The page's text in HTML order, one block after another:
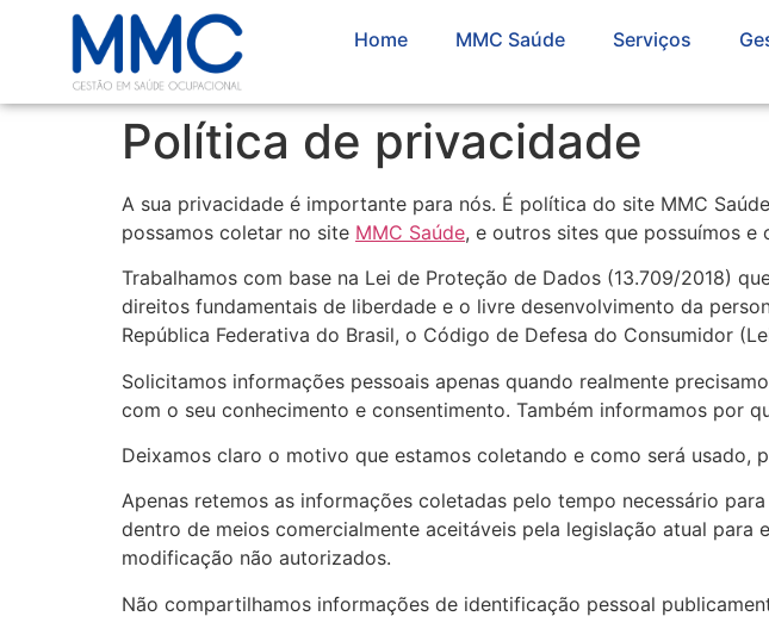
Home MMC Saúde Serviços
Política de privacidade
A sua privacidade é importante para nós. É política do site MMC
possamos coletar no site MMC Saúde, e outros sites que possuímos e
Trabalhamos com base na Lei de Proteção de Dados (13.709/2018)
direitos fundamentais de liberdade e o livre desenvolvimento da
República Federativa do Brasil, o Código de Defesa do Consumidor
Solicitamos informações pessoais apenas quando realmente
com o seu conhecimento e consentimento. Também informamos por
Deixamos claro o motivo que estamos coletando e como será
Apenas retemos as informações coletadas pelo tempo necessário
dentro de meios comercialmente aceitáveis pela legislação atual
modificação não autorizados.
Não compartilhamos informações de identificação pessoal